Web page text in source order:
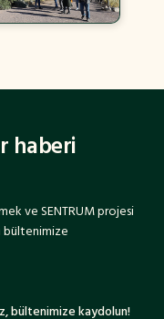
haberi
ve SENTRUM projesi
bültenimize
bültenimize kaydolun!